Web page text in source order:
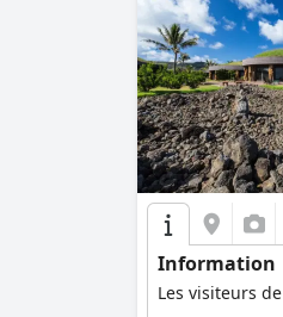
Information
Les visiteurs